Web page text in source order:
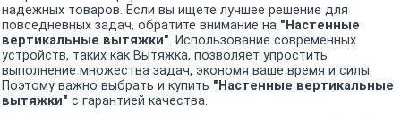
надежных товаров. Если вы ищете лучшее решение для
повседневных задач, обратите внимание на "Настенные
вертикальные вытяжки". Использование современных
устройств, таких как Вытяжка, позволяет упростить
выполнение множества задач, экономя ваше время и силы.
Поэтому важно выбрать и купить "Настенные вертикальные
вытяжки" с гарантией качества.